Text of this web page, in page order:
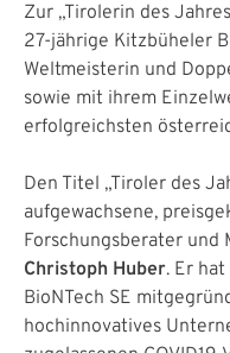
Zur „Tirolerin des
27-jährige Kitzbüheler
Weltmeisterin und
sowie mit ihrem
erfolgreichsten
Den Titel „Tiroler des
aufgewachsene,
Forschungsberater und
Christoph Huber. Er
BioNTech SE
hochinnovatives